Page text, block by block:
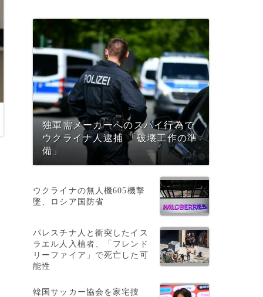
独軍需メーカーへのスパイ行為で
ウクライナ人逮捕 「破壊工作の準
備」
ウクライナの無人機605機撃
墜、ロシア国防省
パレスチナ人と衝突したイス
ラエル人入植者、「フレンド
リーファイア」で死亡した可
能性
韓国サッカー協会を家宅捜